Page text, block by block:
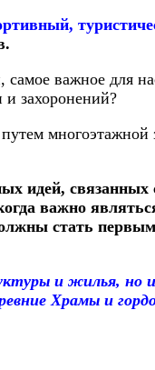
самое важное для
и захоронений?
многоэтажной
идей, связанных
важно
стать
и жилья, но
Храмы и